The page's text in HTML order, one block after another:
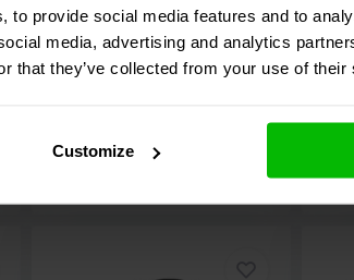
to provide social media features and to
media, advertising and analytics
that they’ve collected from your use of their
Customize
0
klantbeoordelingen
Vergelijk
11 Op voorraad